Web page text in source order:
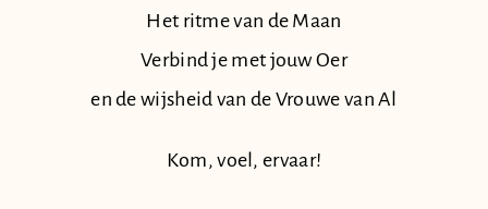
Het ritme van de Maan
Verbind je met jouw Oer
en de wijsheid van de Vrouwe van Al
Kom, voel, ervaar!